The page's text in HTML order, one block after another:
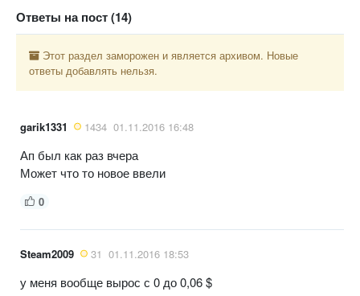
Ответы на пост (14)
Этот раздел заморожен и является архивом. Новые
ответы добавлять нельзя.
garik1331 1434 01.11.2016 16:48
Ап был как раз вчера
Может что то новое ввели
0
Steam2009 31 01.11.2016 18:53
у меня вообще вырос с 0 до 0,06 $